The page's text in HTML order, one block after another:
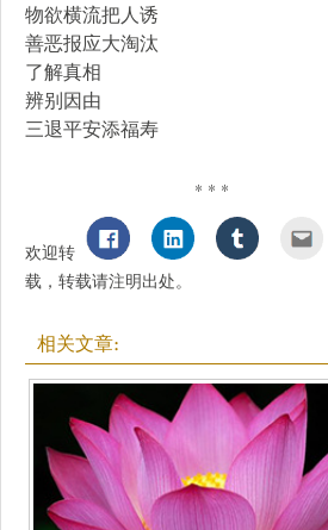
物欲横流把人诱
善恶报应大淘汰
了解真相
辨别因由
三退平安添福寿
* * *
欢迎转
载，转载请注明出处。
相关文章: